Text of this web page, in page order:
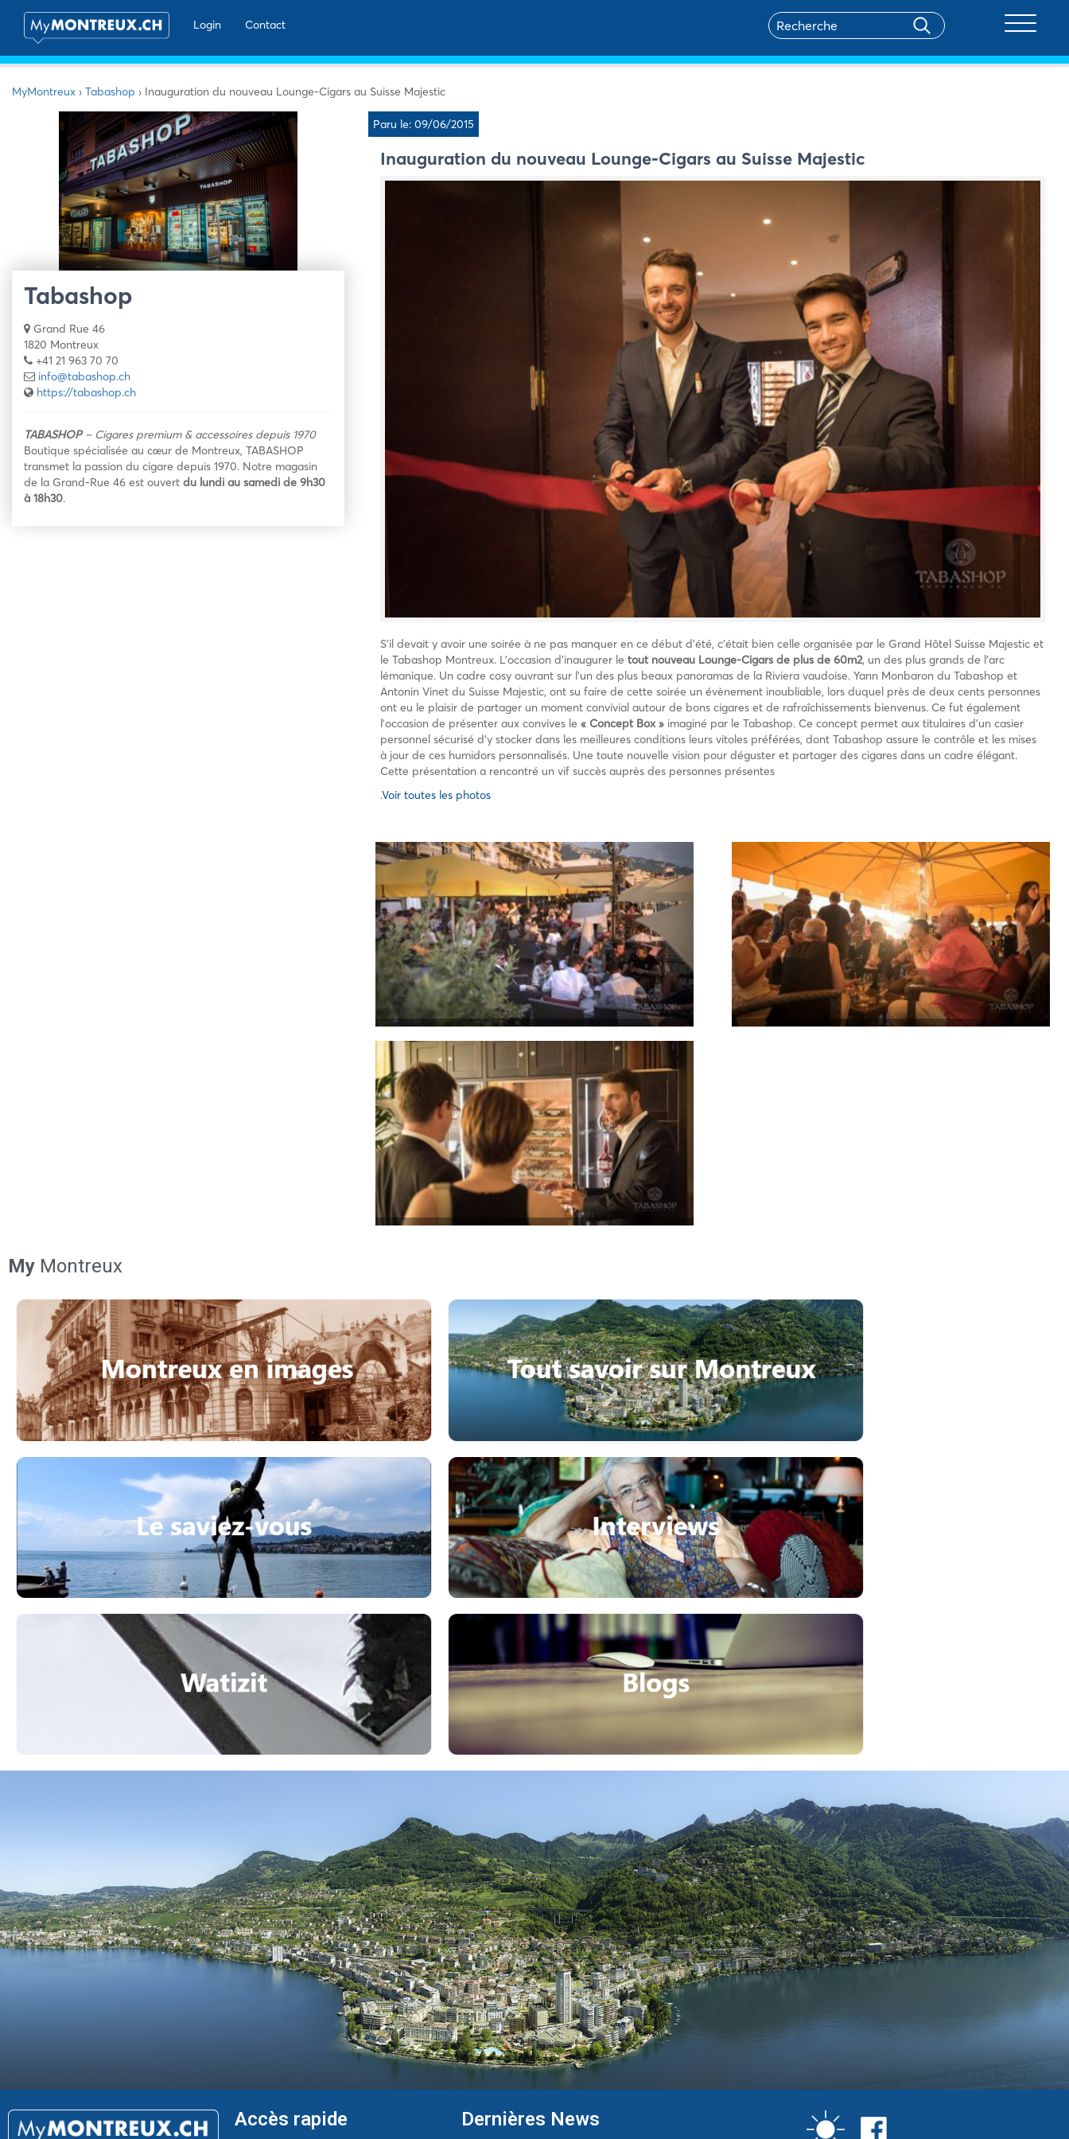
Login
Contact
MyMontreux › Tabashop › Inauguration du nouveau Lounge-Cigars au Suisse Majestic
Tabashop
Grand Rue 46
1820 Montreux
+41 21 963 70 70
info@tabashop.ch
https://tabashop.ch
TABASHOP– Cigares premium & accessoires depuis 1970
Boutique spécialisée au cœur de Montreux, TABASHOP
transmet la passion du cigare depuis 1970. Notre magasin
de la Grand-Rue 46 est ouvert du lundi au samedi de 9h30
à 18h30.
Paru le: 09/06/2015
Inauguration du nouveau Lounge-Cigars au Suisse Majestic
S’il devait y avoir une soirée à ne pas manquer en ce début d’été, c’était bien celle organisée par le Grand Hôtel Suisse Majestic et
le Tabashop Montreux. L’occasion d’inaugurer le tout nouveau Lounge-Cigars de plus de 60m2, un des plus grands de l’arc
lémanique. Un cadre cosy ouvrant sur l’un des plus beaux panoramas de la Riviera vaudoise. Yann Monbaron du Tabashop et
Antonin Vinet du Suisse Majestic, ont su faire de cette soirée un évènement inoubliable, lors duquel près de deux cents personnes
ont eu le plaisir de partager un moment convivial autour de bons cigares et de rafraîchissements bienvenus. Ce fut également
l’occasion de présenter aux convives le « Concept Box » imaginé par le Tabashop. Ce concept permet aux titulaires d’un casier
personnel sécurisé d’y stocker dans les meilleures conditions leurs vitoles préférées, dont Tabashop assure le contrôle et les mises
à jour de ces humidors personnalisés. Une toute nouvelle vision pour déguster et partager des cigares dans un cadre élégant.
Cette présentation a rencontré un vif succès auprès des personnes présentes
.Voir toutes les photos
My Montreux
Accès rapide Dernières News